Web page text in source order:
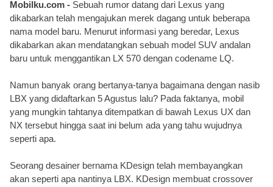
Mobilku.com - Sebuah rumor datang dari Lexus yang
dikabarkan telah mengajukan merek dagang untuk beberapa
nama model baru. Menurut informasi yang beredar, Lexus
dikabarkan akan mendatangkan sebuah model SUV andalan
baru untuk menggantikan LX 570 dengan codename LQ.
Namun banyak orang bertanya-tanya bagaimana dengan nasib
LBX yang didaftarkan 5 Agustus lalu? Pada faktanya, mobil
yang mungkin tahtanya ditempatkan di bawah Lexus UX dan
NX tersebut hingga saat ini belum ada yang tahu wujudnya
seperti apa.
Seorang desainer bernama KDesign telah membayangkan
akan seperti apa nantinya LBX. KDesign membuat crossover